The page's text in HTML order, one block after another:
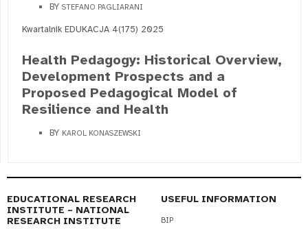
BY STEFANO PAGLIARANI
Kwartalnik EDUKACJA 4(175) 2025
Health Pedagogy: Historical Overview,
Development Prospects and a
Proposed Pedagogical Model of
Resilience and Health
BY KAROL KONASZEWSKI
EDUCATIONAL RESEARCH
INSTITUTE – NATIONAL
RESEARCH INSTITUTE
USEFUL INFORMATION
BIP